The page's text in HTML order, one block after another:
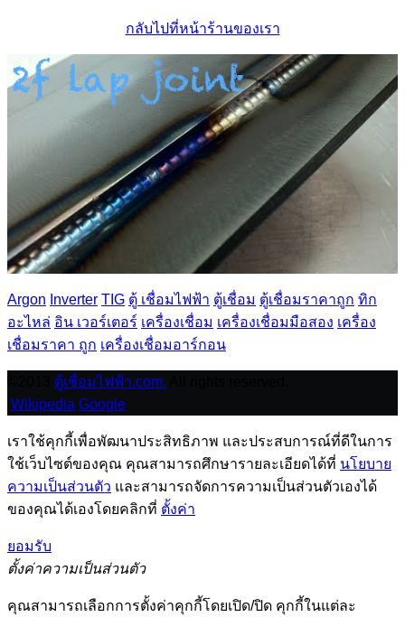
กลับไปที่หน้าร้านของเรา
Argon Inverter TIG ตู้ เชื่อมไฟฟ้า ตู้เชื่อม ตู้เชื่อมราคาถูก ทิก
อะไหล่ อิน เวอร์เตอร์ เครื่องเชื่อม เครื่องเชื่อมมือสอง เครื่อง
เชื่อมราคา ถูก เครื่องเชื่อมอาร์กอน
ตู้เชื่อมไฟฟ้า.com.
Wikipedia Google
เราใช้คุกกี้เพื่อพัฒนาประสิทธิภาพ และประสบการณ์ที่ดีในการ
ใช้เว็บไซต์ของคุณ คุณสามารถศึกษารายละเอียดได้ที่ นโยบาย
ความเป็นส่วนตัว และสามารถจัดการความเป็นส่วนตัวเองได้
ของคุณได้เองโดยคลิกที่ ตั้งค่า
ยอมรับ
ตั้งค่าความเป็นส่วนตัว
คุณสามารถเลือกการตั้งค่าคุกกี้โดยเปิด/ปิด คุกกี้ในแต่ละ